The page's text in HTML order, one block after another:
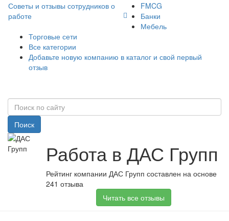
Советы и отзывы сотрудников о
работе
FMCG
Банки
Мебель
Торговые сети
Все категории
Добавьте новую компанию в каталог и свой первый
отзыв
Поиск
Работа в ДАС Групп
Рейтинг компании ДАС Групп составлен на основе
241 отзыва
Читать все отзывы